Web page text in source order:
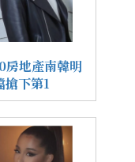
房地產南韓明
搶下第1